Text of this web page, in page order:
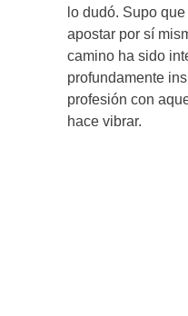
lo dudó. Supo
apostar por sí
camino ha sido
profundamente
profesión con
hace vibrar.